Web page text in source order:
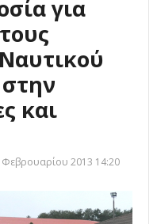
για
και
2013 14:20